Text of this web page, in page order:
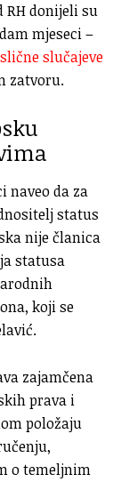
RH donijeli su
mjeseci –
slučajeve
zatvoru.
naveo da za
status
nije članica
statusa
koji se
zajamčena
prava i
položaju
o temeljnim